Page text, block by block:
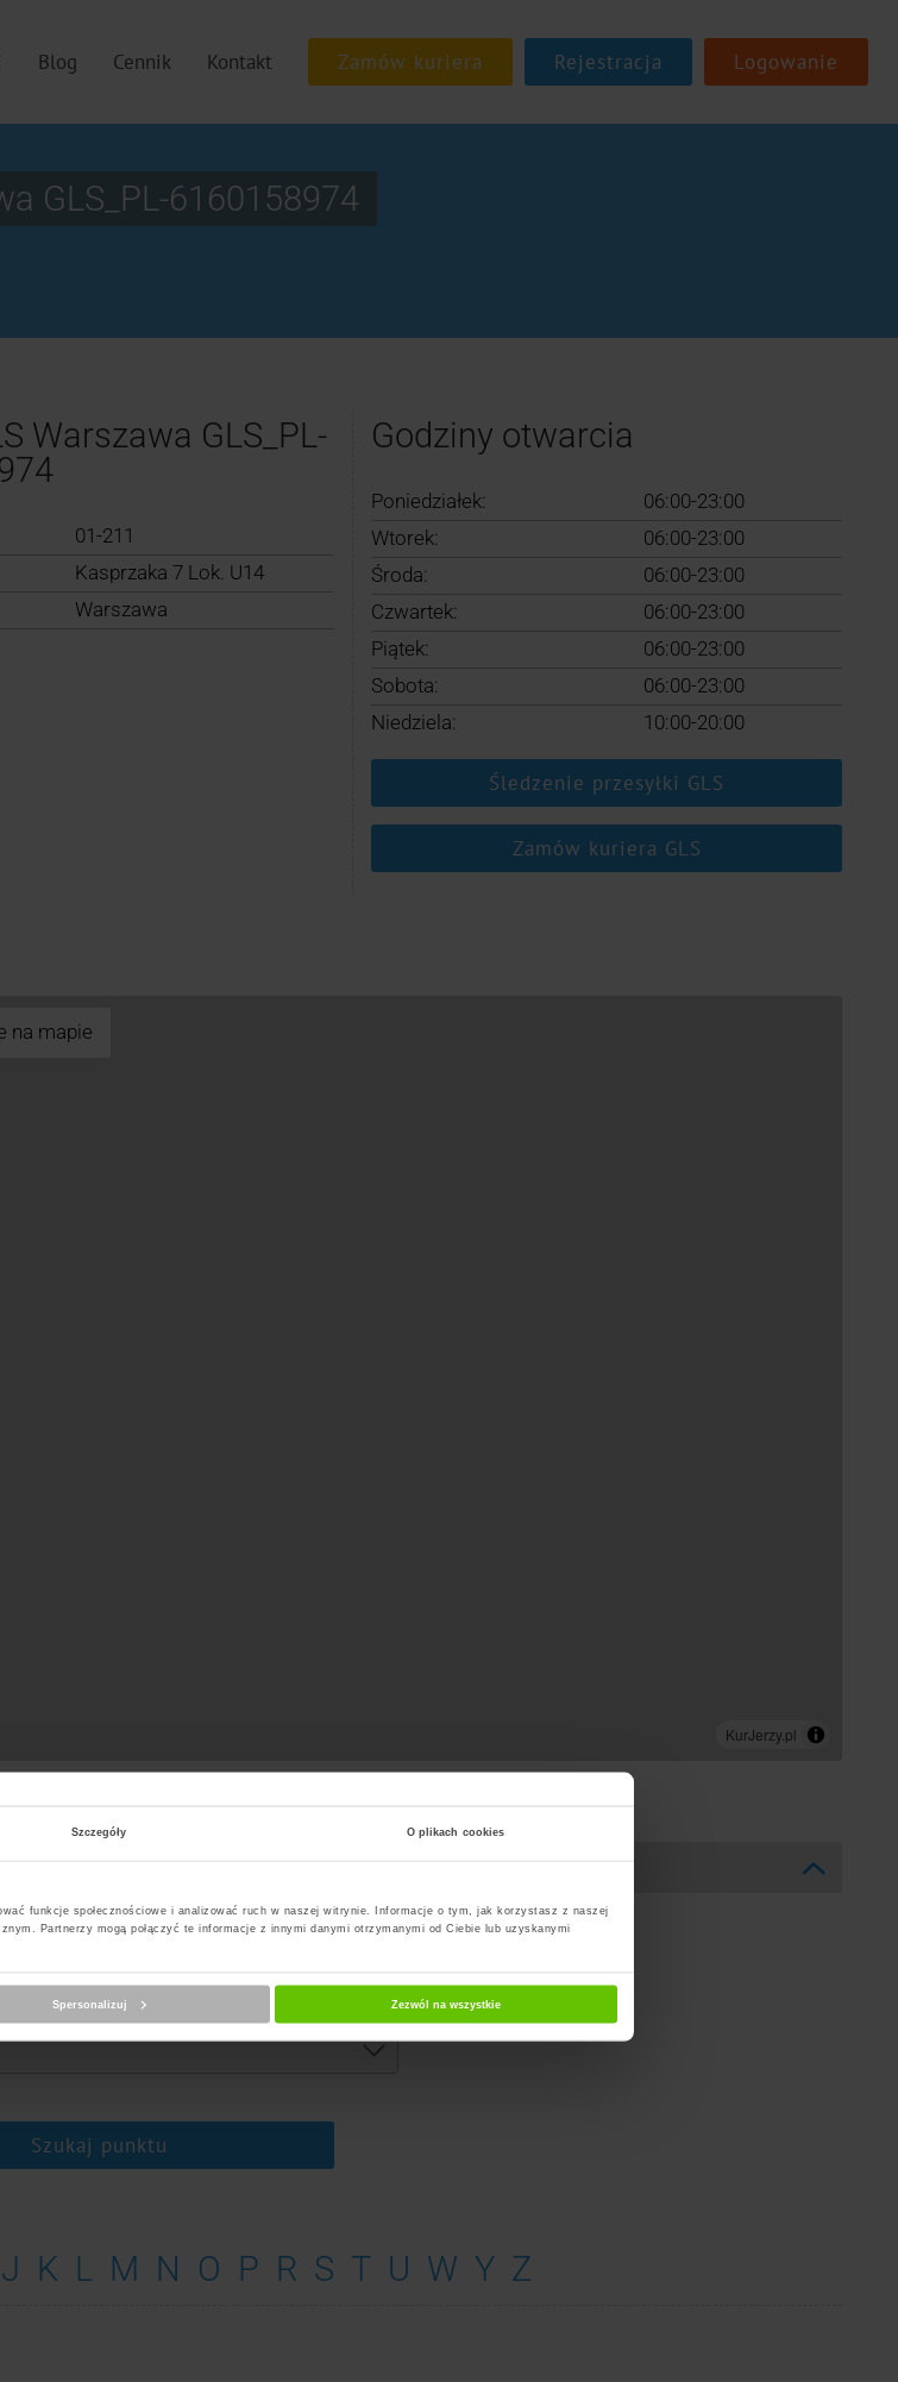
Szczegóły O plikach cookies
funkcje społecznościowe i analizować ruch w naszej witrynie. Informacje o tym, jak korzystasz z naszej
Partnerzy mogą połączyć te informacje z innymi danymi otrzymanymi od Ciebie lub uzyskanymi
Spersonalizuj Zezwól na wszystkie
Blog Cennik Kontakt Rejestracja Logowanie
GLS_PL-6160158974
Warszawa GLS_PL-
01-211
Kasprzaka 7 Lok. U14
Warszawa
Godziny otwarcia
Poniedziałek:
06:00-23:00
Wtorek:
06:00-23:00
Środa:
06:00-23:00
Czwartek:
06:00-23:00
Piątek:
06:00-23:00
Sobota:
06:00-23:00
Niedziela:
10:00-20:00
Śledzenie przesyłki GLS
Zamów kuriera GLS
na mapie
Szukaj punktu
J K L M N O P R S T U W Y Z